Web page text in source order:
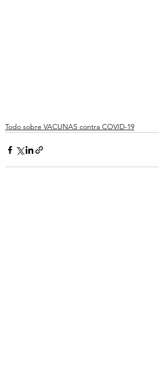
Todo sobre VACUNAS contra COVID-19